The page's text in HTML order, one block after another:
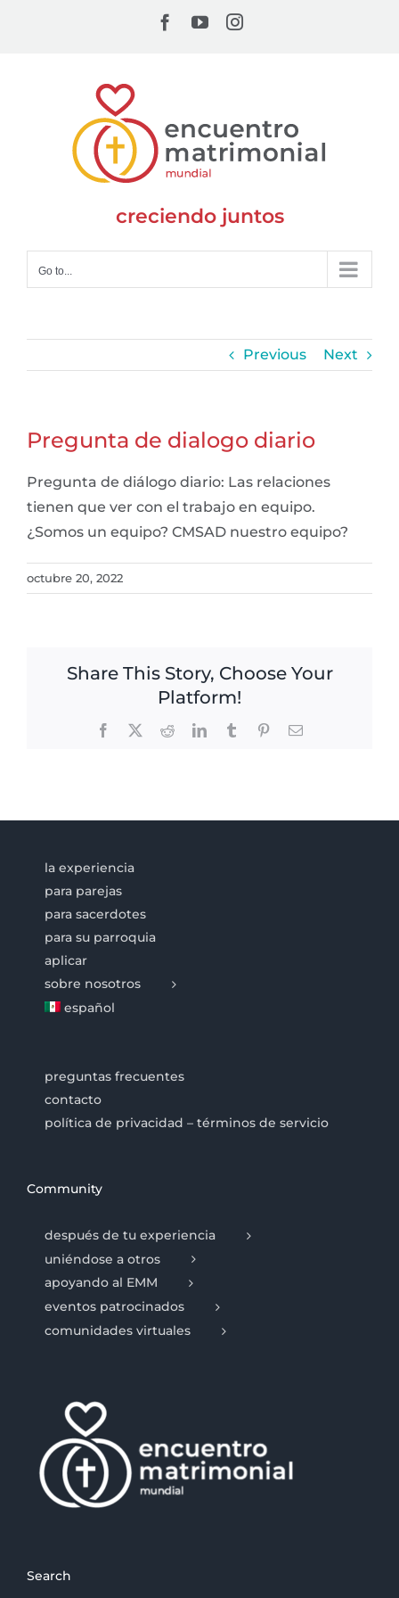
Facebook
YouTubeInstagram
creciendo juntos
Go to...
Previous Next
Pregunta de dialogo diario
Pregunta de diálogo diario: Las relaciones
tienen que ver con el trabajo en equipo.
¿Somos un equipo? CMSAD nuestro equipo?
octubre 20, 2022
Share This Story, Choose Your
Platform!
Facebook RedditLinkedInTumblr PinterestEmail
la experiencia
para parejas
para sacerdotes
para su parroquia
aplicar
sobre nosotros
español
preguntas frecuentes
contacto
política de privacidad – términos de servicio
Community
después de tu experiencia
uniéndose a otros
apoyando al EMM
eventos patrocinados
comunidades virtuales
Search